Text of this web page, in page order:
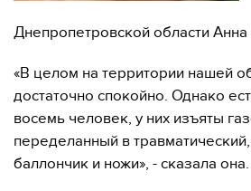
Днепропетровской области Анна
«В целом на территории нашей
достаточно спокойно. Однако
восемь человек, у них изъяты
переделанный в
баллончик и ножи», - сказала она.